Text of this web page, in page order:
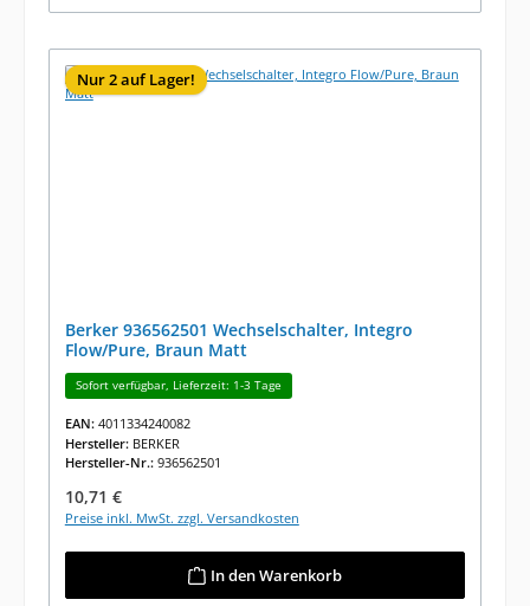
Nur 2 auf Lager!
Berker 936562501 Wechselschalter, Integro
Flow/Pure, Braun Matt
Sofort verfügbar, Lieferzeit: 1-3 Tage
EAN: 4011334240082
Hersteller: BERKER
Hersteller-Nr.: 936562501
Regulärer Preis:
10,71 €
Preise inkl. MwSt. zzgl. Versandkosten
In den Warenkorb